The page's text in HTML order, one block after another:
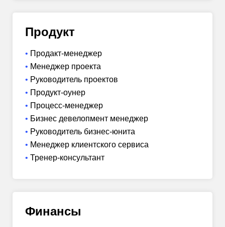
Продукт
Продакт-менеджер
Менеджер проекта
Руководитель проектов
Продукт-оунер
Процесс-менеджер
Бизнес девелопмент менеджер
Руководитель бизнес-юнита
Менеджер клиентского сервиса
Тренер-консультант
Финансы